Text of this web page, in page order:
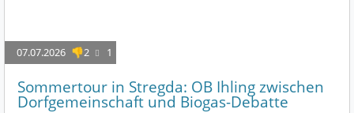
07.07.2026 👎2 1
Sommertour in Stregda: OB Ihling zwischen
Dorfgemeinschaft und Biogas-Debatte